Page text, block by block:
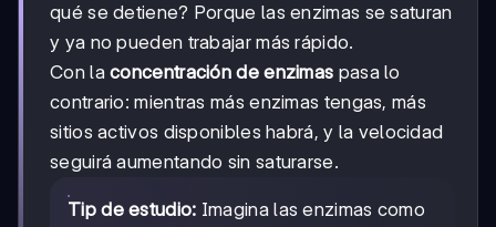
qué se detiene? Porque las enzimas se saturan
y ya no pueden trabajar más rápido.
Con laconcentración de enzimas pasa lo
contrario: mientras más enzimas tengas, más
sitios activos disponibles habrá, y la velocidad
seguirá aumentando sin saturarse.
Tip de estudio: Imagina las enzimas como